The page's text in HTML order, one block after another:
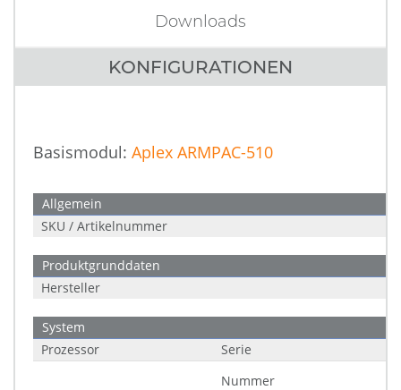
KONFIGURATIONEN
Downloads
Basismodul: Aplex ARMPAC-510
Allgemein
SKU / Artikelnummer
Produktgrunddaten
Hersteller
System
Prozessor
Serie
Nummer